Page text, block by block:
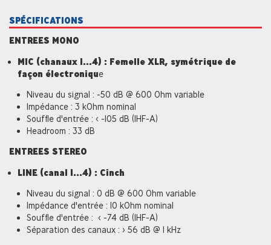
SPÉCIFICATIONS
ENTREES MONO
MIC (chanaux 1...4) : Femelle XLR, symétrique de
façon électronique
Niveau du signal : -50 dB @ 600 Ohm variable
Impédance : 3 kOhm nominal
Souffle d'entrée : < -105 dB (IHF-A)
Headroom : 33 dB
ENTREES STEREO
LINE (canal 1...4) : Cinch
Niveau du signal : 0 dB @ 600 Ohm variable
Impédance d'entrée : 10 kOhm nominal
Souffle d'entrée : < -74 dB (IHF-A)
Séparation des canaux : > 56 dB @ 1 kHz